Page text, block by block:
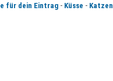
für dein Eintrag- Küsse - Katzen